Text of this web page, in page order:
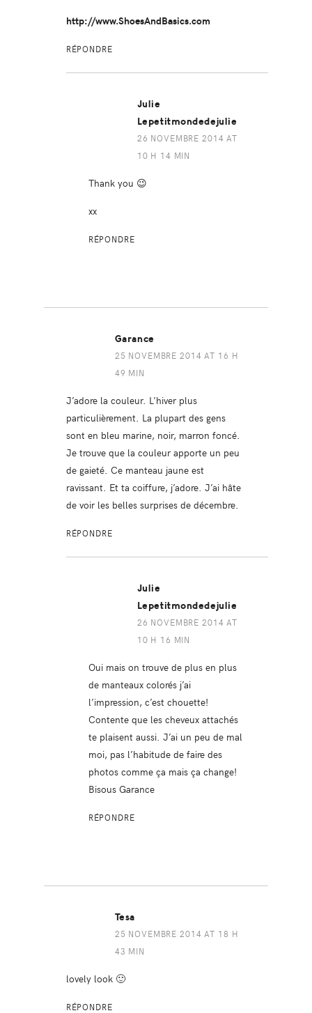
http://www.ShoesAndBasics.com
RÉPONDRE
Julie
Lepetitmondedejulie
26 NOVEMBRE 2014 AT
10 H 14 MIN
Thank you 😉
xx
RÉPONDRE
Garance
25 NOVEMBRE 2014 AT 16 H
49 MIN
J’adore la couleur. L’hiver plus
particulièrement. La plupart des gens
sont en bleu marine, noir, marron foncé.
Je trouve que la couleur apporte un peu
de gaieté. Ce manteau jaune est
ravissant. Et ta coiffure, j’adore. J’ai hâte
de voir les belles surprises de décembre.
RÉPONDRE
Julie
Lepetitmondedejulie
26 NOVEMBRE 2014 AT
10 H 16 MIN
Oui mais on trouve de plus en plus
de manteaux colorés j’ai
l’impression, c’est chouette!
Contente que les cheveux attachés
te plaisent aussi. J’ai un peu de mal
moi, pas l’habitude de faire des
photos comme ça mais ça change!
Bisous Garance
RÉPONDRE
Tesa
25 NOVEMBRE 2014 AT 18 H
43 MIN
lovely look 🙂
RÉPONDRE